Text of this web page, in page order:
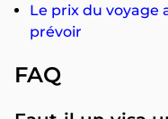
Le prix du voyage
prévoir
FAQ